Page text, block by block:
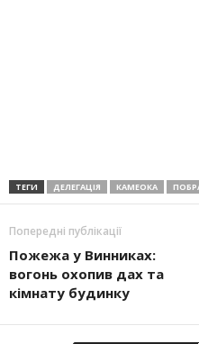
ТЕГИ ДЕЛЕГАЦІЯ КАМЕОКА
Попередні публікації
Пожежа у Винниках:
вогонь охопив дах та
кімнату будинку